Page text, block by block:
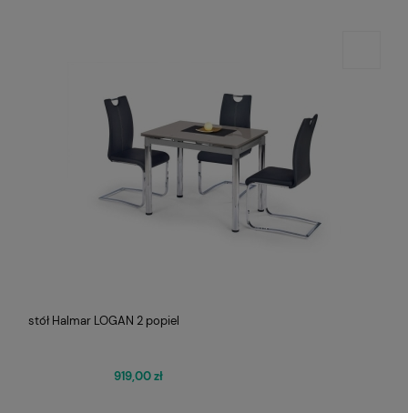
stół Halmar LOGAN 2 popiel
919,00 zł